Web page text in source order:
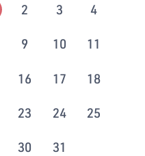
2 3 4
9 10 11
16 17 18
23 24 25
30 31